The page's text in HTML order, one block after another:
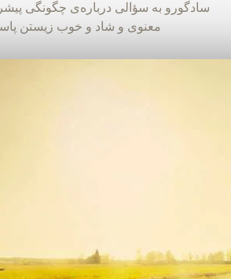
‫سادگورو به سؤالی درباره‌ی چگونگی
معنوی و شاد و خوب زیستن